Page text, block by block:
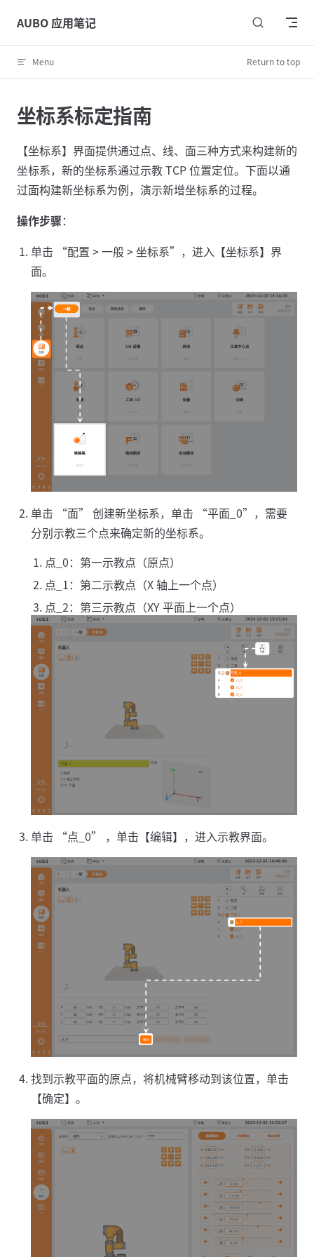
Skip to content
AUBO 应用笔记
Menu Return to top
坐标系标定指南
【坐标系】界面提供通过点、线、面三种方式来构建新的
坐标系，新的坐标系通过示教 TCP 位置定位。下面以通
过面构建新坐标系为例，演示新增坐标系的过程。
操作步骤：
单击 “配置 > 一般 > 坐标系”，进入【坐标系】界
面。
单击 “面” 创建新坐标系，单击 “平面_0”，需要
分别示教三个点来确定新的坐标系。
点_0：第一示教点（原点）
点_1：第二示教点（X 轴上一个点）
点_2：第三示教点（XY 平面上一个点）
单击 “点_0” ，单击【编辑】，进入示教界面。
找到示教平面的原点，将机械臂移动到该位置，单击
【确定】。